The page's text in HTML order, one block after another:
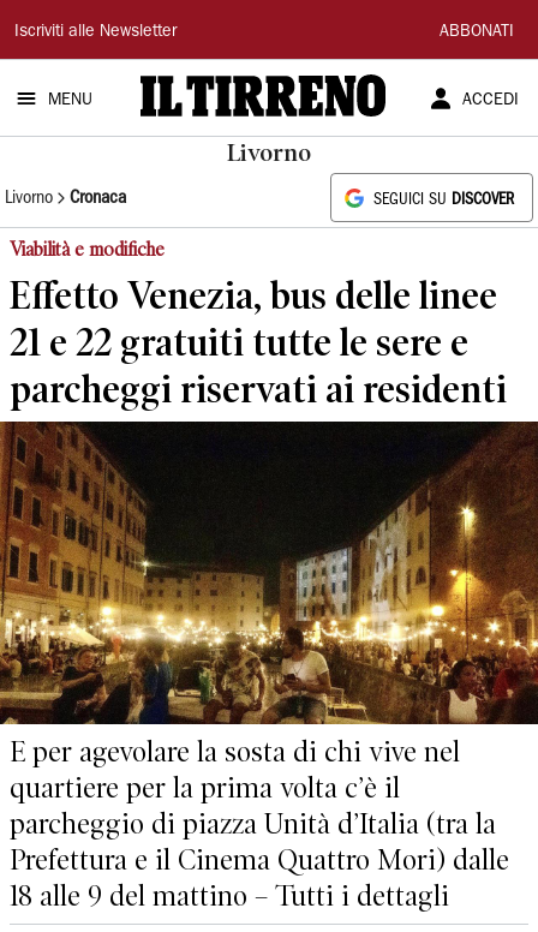
Il
Tirreno
Iscriviti alle Newsletter ABBONATI
MENU ACCEDI
Livorno
Livorno Cronaca SEGUICI SU DISCOVER
Viabilità e modifiche
Effetto Venezia, bus delle linee
21 e 22 gratuiti tutte le sere e
parcheggi riservati ai residenti
E per agevolare la sosta di chi vive nel
quartiere per la prima volta c’è il
parcheggio di piazza Unità d’Italia (tra la
Prefettura e il Cinema Quattro Mori) dalle
18 alle 9 del mattino – Tutti i dettagli